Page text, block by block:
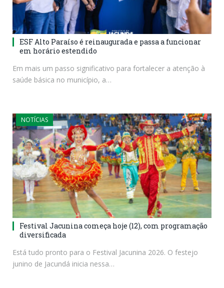
ESF Alto Paraíso é reinaugurada e passa a funcionar
em horário estendido
Em mais um passo significativo para fortalecer a atenção à
saúde básica no município, a…
NOTÍCIAS
Festival Jacunina começa hoje (12), com programação
diversificada
Está tudo pronto para o Festival Jacunina 2026. O festejo
junino de Jacundá inicia nessa…